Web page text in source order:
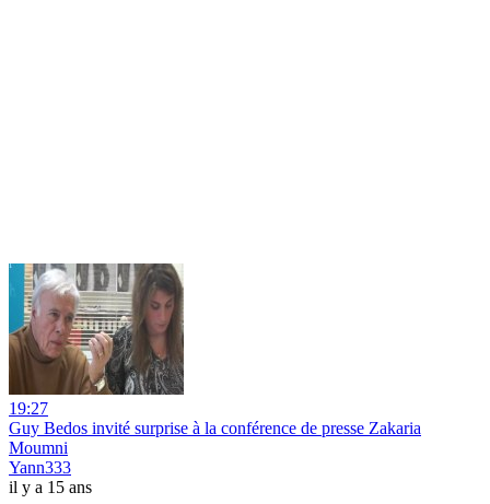
19:27
Guy Bedos invité surprise à la conférence de presse Zakaria
Moumni
Yann333
il y a 15 ans